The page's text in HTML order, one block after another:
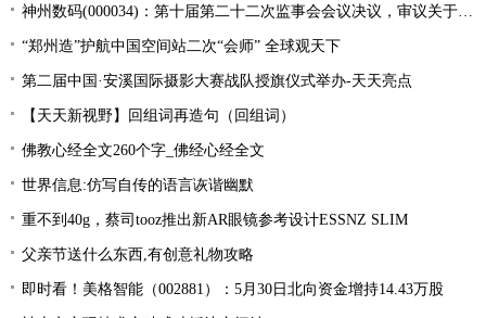
神州数码(000034)：第十届第二十二次监事会会议决议，审议关于公司符合向不特定对象发行可转换公司债券条件的议案等多项议案 世界快报
“郑州造”护航中国空间站二次“会师” 全球观天下
第二届中国·安溪国际摄影大赛战队授旗仪式举办-天天亮点
【天天新视野】回组词再造句（回组词）
佛教心经全文260个字_佛经心经全文
世界信息:仿写自传的语言诙谐幽默
重不到40g，蔡司tooz推出新AR眼镜参考设计ESSNZ SLIM
父亲节送什么东西,有创意礼物攻略
即时看！美格智能（002881）：5月30日北向资金增持14.43万股